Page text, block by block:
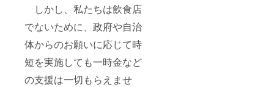
しかし、私たちは飲食店
でないために、政府や自治
体からのお願いに応じて時
短を実施しても一時金など
の支援は一切もらえませ